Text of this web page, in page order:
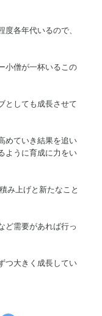
各年代いるので、
小僧が一杯いるこの
としても成長させて
めていき結果を追い
ように育成に力をい
み上げと新たなこと
ど需要があれば行っ
つ大きく成長してい